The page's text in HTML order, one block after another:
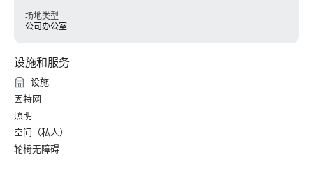
场地类型
公司办公室
设施和服务
设施
因特网
照明
空间（私人）
轮椅无障碍